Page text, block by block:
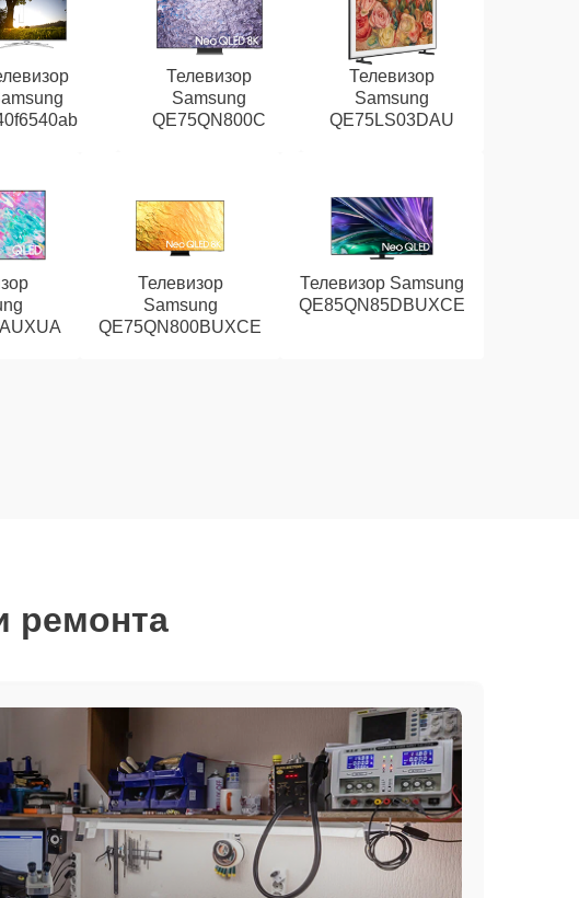
Телевизор
Samsung
QE75QN800C
Телевизор
Samsung
QE75LS03DAU
Телевизор
Samsung
QE75QN800BUXCE
Телевизор Samsung
QE85QN85DBUXCE
ремонта